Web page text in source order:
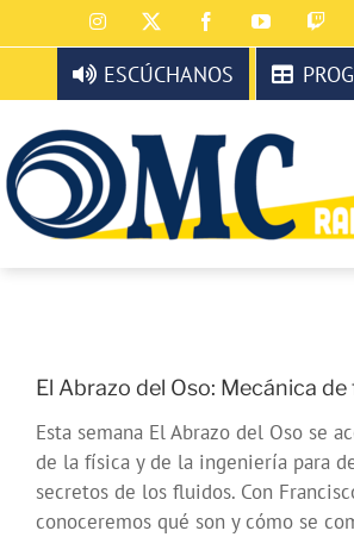
al
contenido
Instagram FacebookYouTube
ESCÚCHANOS
El Abrazo del Oso: Mecánica
Esta semana El Abrazo del Oso se
de la física y de la ingeniería para
secretos de los fluidos. Con
conoceremos qué son y cómo se